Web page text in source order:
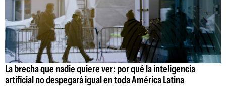
La brecha que nadie quiere ver: por qué la inteligencia
artificial no despegará igual en toda América Latina